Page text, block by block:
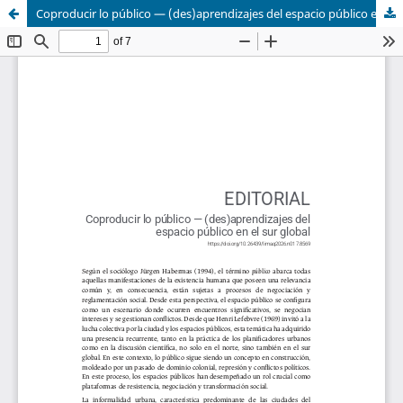
Coproducir lo público — (des)aprendizajes del espacio público en el sur global